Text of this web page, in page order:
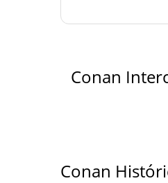
Conan
Conan